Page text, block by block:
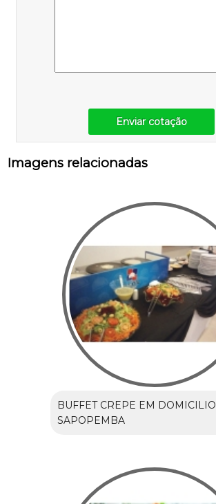
Enviar cotação
Imagens relacionadas
BUFFET CREPE EM DOMICILIO
SAPOPEMBA